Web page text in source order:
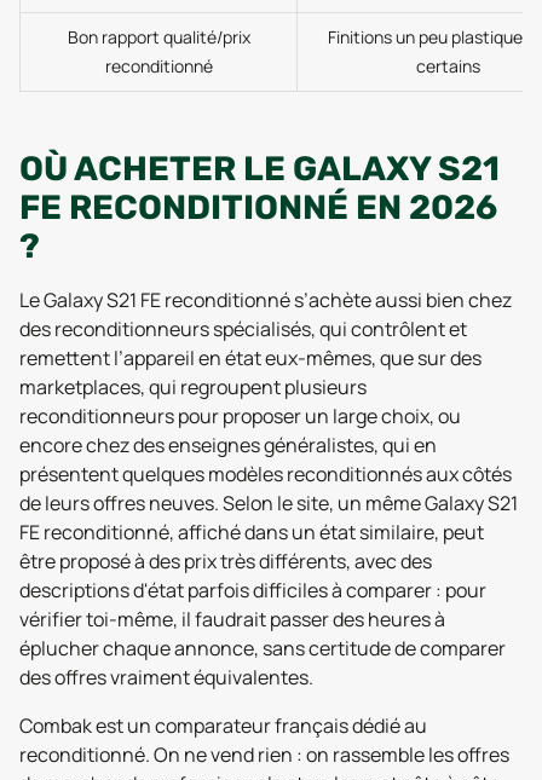
Bon rapport qualité/prix
reconditionné
Finitions un peu plastiques
certains
OÙ ACHETER LE GALAXY S21
FE RECONDITIONNÉ EN 2026
?
Le Galaxy S21 FE reconditionné s’achète aussi bien chez
des reconditionneurs spécialisés, qui contrôlent et
remettent l’appareil en état eux-mêmes, que sur des
marketplaces, qui regroupent plusieurs
reconditionneurs pour proposer un large choix, ou
encore chez des enseignes généralistes, qui en
présentent quelques modèles reconditionnés aux côtés
de leurs offres neuves. Selon le site, un même Galaxy S21
FE reconditionné, affiché dans un état similaire, peut
être proposé à des prix très différents, avec des
descriptions d'état parfois difficiles à comparer : pour
vérifier toi-même, il faudrait passer des heures à
éplucher chaque annonce, sans certitude de comparer
des offres vraiment équivalentes.
Combak est un comparateur français dédié au
reconditionné. On ne vend rien : on rassemble les offres